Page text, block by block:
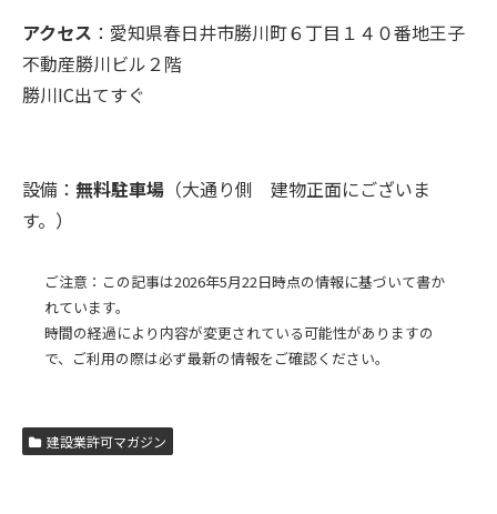
アクセス ：愛知県春日井市勝川町６丁目１４０番地王子
不動産勝川ビル２階
勝川IC出てすぐ
設備： 無料駐車場 （大通り側 建物正面にございま
す。）
ご注意：この記事は2026年5月22日時点の情報に基づいて書か
れています。
時間の経過により内容が変更されている可能性がありますの
で、ご利用の際は必ず最新の情報をご確認ください。
建設業許可マガジン